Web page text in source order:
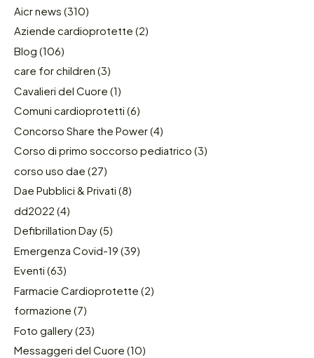
Aicr news (310)
Aziende cardioprotette (2)
Blog (106)
care for children (3)
Cavalieri del Cuore (1)
Comuni cardioprotetti (6)
Concorso Share the Power(4)
Corso di primo soccorso pediatrico (3)
corso uso dae (27)
Dae Pubblici & Privati (8)
dd2022 (4)
Defibrillation Day(5)
Emergenza Covid-19 (39)
Eventi (63)
Farmacie Cardioprotette (2)
formazione (7)
Foto gallery(23)
Messaggeri del Cuore (10)